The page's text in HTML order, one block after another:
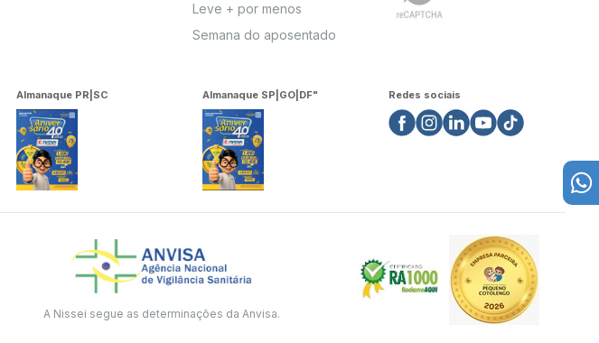
Leve + por menos
Semana do aposentado
Almanaque PR|SC Almanaque SP|GO|DF" Redes sociais
A Nissei segue as determinações da Anvisa.